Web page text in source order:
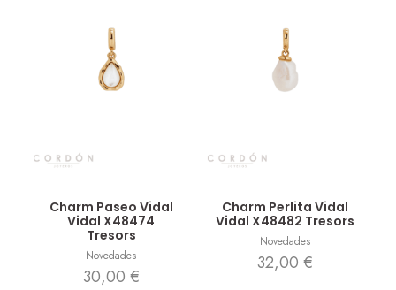
Charm Paseo Vidal
Vidal X48474
Tresors
Novedades
30,00 €
Charm Perlita Vidal
Vidal X48482 Tresors
Novedades
32,00 €